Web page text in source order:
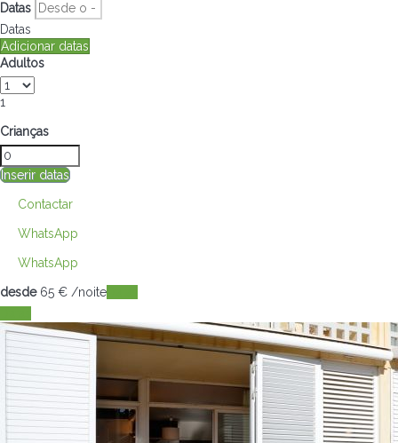
Datas
Datas
Adicionar datas
Adultos
1
Crianças
Inserir datas
Contactar
WhatsApp
WhatsApp
desde65 € /noite